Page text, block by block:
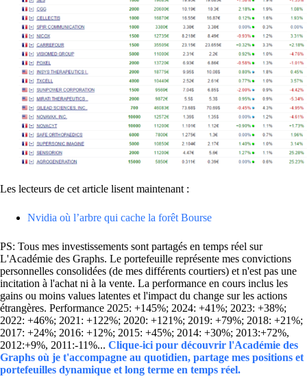
Les lecteurs de cet article lisent maintenant :
Nvidia où l’arbre qui cache la forêt Bourse
PS: Tous mes investissements sont partagés en temps réel sur
L'Académie des Graphs. Le portefeuille représente mes convictions
personnelles consolidées (de mes différents courtiers) et n'est pas une
incitation à l'achat ni à la vente. La performance en cours inclus les
gains ou moins values latentes et l'impact du change sur les actions
étrangères. Performance 2025: +145%; 2024: +41%; 2023: +38%;
2022: +46%; 2021: +122%; 2020: +121%; 2019: +79%; 2018: +21%;
2017: +24%; 2016: +12%; 2015: +45%; 2014: +30%; 2013:+72%,
2012:+9%, 2011:-11%... Clique-ici pour découvrir l'Académie des
Graphs où je t'accompagne au quotidien, partage mes positions et
portefeuilles dynamique et long terme en temps réel.